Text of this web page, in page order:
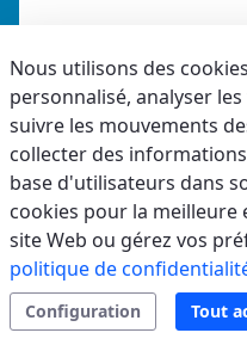
Privacy
Accessibilité
Code éthique
Nous utilisons des
personnalisé, analyser
suivre les mouvements
collecter des
base d'utilisateurs dans
cookies pour la
site Web ou gérez vos
politique de
Configuration Tout